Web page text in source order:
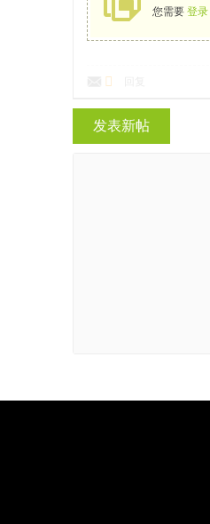
您需要 登录
发表新帖